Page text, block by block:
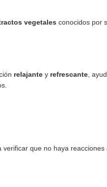
vegetales conocidos por
relajante y refrescante ,
que no haya reacciones